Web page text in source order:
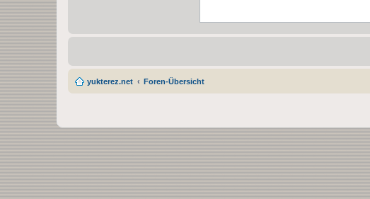
yukterez.net Foren-Übersicht